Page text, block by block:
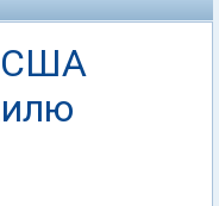
США